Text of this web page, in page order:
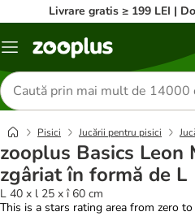
Livrare gratis ≥ 199 LEI |
Categorii
Căutare
produse
Pisici Jucării pentru pisici
zooplus Basics Leon
zgâriat în formă de L
L 40 x l 25 x î 60 cm
This is a stars rating area from zero